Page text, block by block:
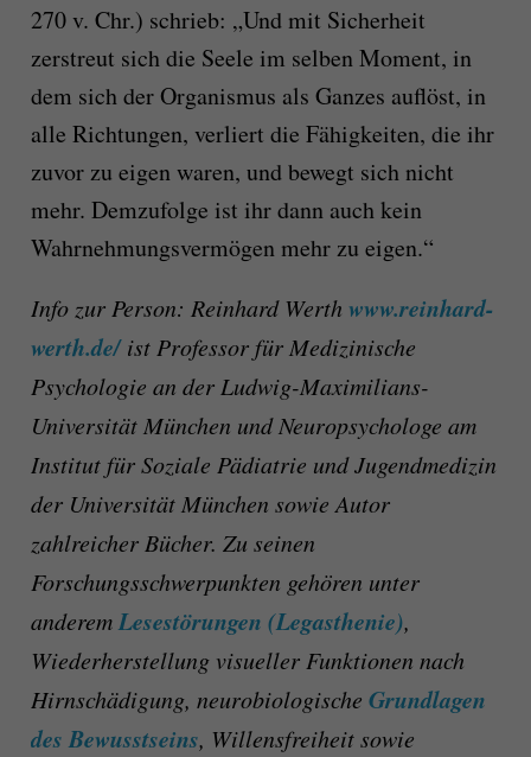
270 v. Chr.) schrieb: „Und mit Sicherheit
zerstreut sich die Seele im selben Moment, in
dem sich der Organismus als Ganzes auflöst, in
alle Richtungen, verliert die Fähigkeiten, die ihr
zuvor zu eigen waren, und bewegt sich nicht
mehr. Demzufolge ist ihr dann auch kein
Wahrnehmungsvermögen mehr zu eigen.“
Info zur Person: Reinhard Werth www.reinhard-
werth.de/ist Professor für Medizinische
Psychologie an der Ludwig-Maximilians-
Universität München und Neuropsychologe am
Institut für Soziale Pädiatrie und Jugendmedizin
der Universität München sowie Autor
zahlreicher Bücher. Zu seinen
Forschungsschwerpunkten gehören unter
anderemLesestörungen (Legasthenie),
Wiederherstellung visueller Funktionen nach
Hirnschädigung, neurobiologische Grundlagen
des Bewusstseins, Willensfreiheit sowie